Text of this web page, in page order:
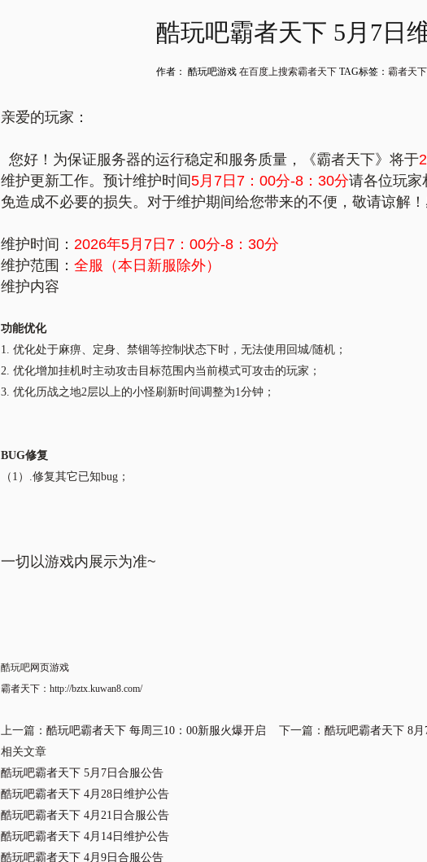
酷玩吧霸者天下 5月7日
作者： 酷玩吧游戏 在百度上搜索霸者天下 TAG标签： 霸者天下
亲爱的玩家：
您好！为保证服务器的运行稳定和服务质量，《霸者天下》将于
维护更新工作。预计维护时间5月7日7：00分-8：30分请各位玩家
免造成不必要的损失。对于维护期间给您带来的不便，敬请谅解
维护时间： 2026年5月7日7：00分-8：30分
维护范围： 全服（本日新服除外）
维护内容
功能优化
1. 优化处于麻痹、定身、禁锢等控制状态下时，无法使用回城/随机；
2. 优化增加挂机时主动攻击目标范围内当前模式可攻击的玩家；
3. 优化历战之地2层以上的小怪刷新时间调整为1分钟；
BUG修复
（1） .修复其它已知bug；
一切以游戏内展示为准~
酷玩吧网页游戏
霸者天下 ： http://bztx.kuwan8.com/
上一篇： 酷玩吧霸者天下 每周三10：00新服火爆开启 下一篇： 酷玩吧霸者天下 8
相关文章
酷玩吧霸者天下 5月7日合服公告
酷玩吧霸者天下 4月28日维护公告
酷玩吧霸者天下 4月21日合服公告
酷玩吧霸者天下 4月14日维护公告
酷玩吧霸者天下 4月9日合服公告